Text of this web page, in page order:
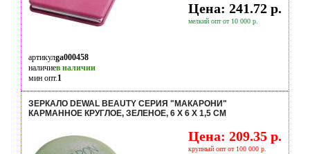
Цена: 241.72 р.
мелкий опт от 10 000 р.
артикулga000458
наличиев наличии
мин опт.1
ЗЕРКАЛО DEWAL BEAUTY СЕРИЯ "МАКАРОНИ"
КАРМАННОЕ КРУГЛОЕ, ЗЕЛЕНОЕ, 6 Х 6 Х 1,5 СМ
Цена: 209.35 р.
крупный опт от 100 000 р.